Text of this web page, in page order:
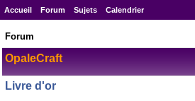
Accueil Forum Sujets Calendrier
Forum
OpaleCraft
Livre d'or